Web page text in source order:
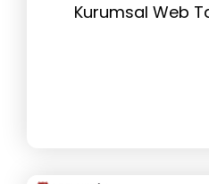
Kurumsal Web